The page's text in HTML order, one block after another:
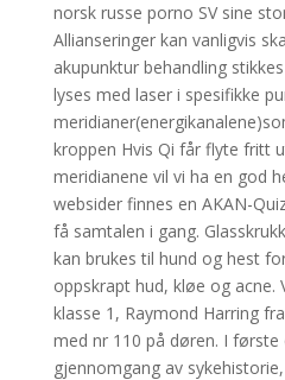
norsk russe porno SV sine
Allianseringer kan vanligvis
akupunktur behandling
lyses med laser i spesifikke
kroppen Hvis Qi får flyte fritt
meridianene vil vi ha en god
websider finnes en AKAN-
få samtalen i gang.
kan brukes til hund og hest
oppskrapt hud, kløe og acne.
klasse 1, Raymond Harring
med nr 110 på døren. I
gjennomgang av